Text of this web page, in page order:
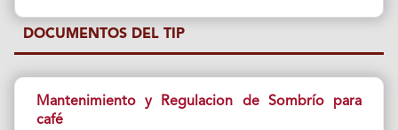
DOCUMENTOS DEL TIP
Mantenimiento y Regulacion de Sombrío para
café